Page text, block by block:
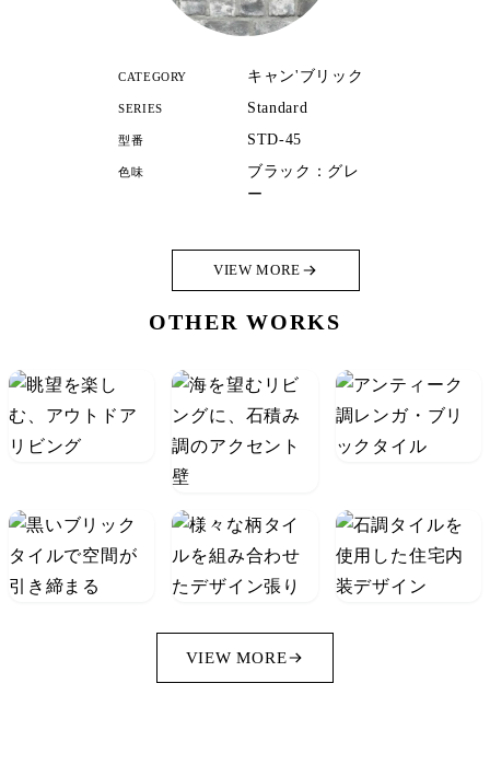
CATEGORY キャン'ブリック
SERIES Standard
型番 STD-45
色味
ブラック：グレ
ー
VIEW MORE
OTHER WORKS
VIEW MORE